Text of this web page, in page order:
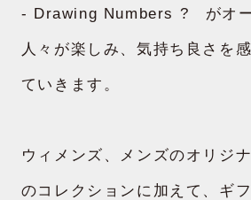
- Drawing Numbers ? がオー
人々が楽しみ、気持ち良さを
ていきます。
ウィメンズ、メンズのオリジ
のコレクションに加えて、ギ